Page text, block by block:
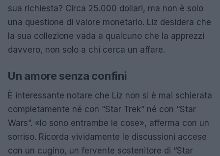
sua richiesta? Circa 25.000 dollari, ma non è solo
una questione di valore monetario. Liz desidera che
la sua collezione vada a qualcuno che la apprezzi
davvero, non solo a chi cerca un affare.
Un amore senza confini
È interessante notare che Liz non si è mai schierata
completamente né con “Star Trek” né con “Star
Wars”. «Io sono entrambe le cose», afferma con un
sorriso. Ricorda vividamente le discussioni accese
con un cugino, un fervente sostenitore di “Star